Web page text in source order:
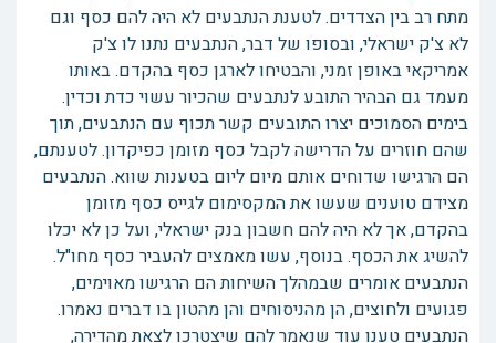
מתח רב בין הצדדים. לטענת הנתבעים לא היה להם כסף וגם
לא צ'ק ישראלי, ובסופו של דבר, הנתבעים נתנו לו צ'ק
אמריקאי באופן זמני, והבטיחו לארגן כסף בהקדם. באותו
מעמד גם הבהיר התובע לנתבעים שהכיור עשוי כדת וכדין.
בימים הסמוכים יצרו התובעים קשר תכוף עם הנתבעים, תוך
שהם חוזרים על הדרישה לקבל כסף מזומן כפיקדון. לטענתם,
הם הרגישו שדוחים אותם מיום ליום בטענות שווא. הנתבעים
מצידם טוענים שעשו את המקסימום לגייס כסף מזומן
בהקדם, אך לא היה להם חשבון בנק ישראלי, ועל כן לא יכלו
להשיג את הכסף. בנוסף, עשו מאמצים להעביר כסף מחו"ל.
הנתבעים אומרים שבמהלך השיחות הם הרגישו מאוימים,
פגועים ולחוצים, הן מהניסוחים והן מהטון בו דברים נאמרו.
הנתבעים טענו עוד שנאמר להם שיצטרכו לצאת מהדירה,